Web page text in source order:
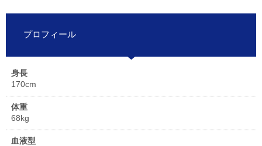
プロフィール
身長
170cm
体重
68kg
血液型